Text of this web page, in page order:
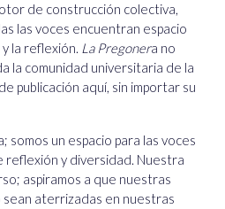
de construcción colectiva,
las voces encuentran espacio
la reflexión. La Pregonera no
la comunidad universitaria de la
publicación aquí, sin importar su
somos un espacio para las voces
reflexión y diversidad. Nuestra
aspiramos a que nuestras
aterrizadas en nuestras